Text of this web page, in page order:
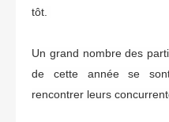
tôt.
Un grand nombre des
de cette année se
rencontrer leurs